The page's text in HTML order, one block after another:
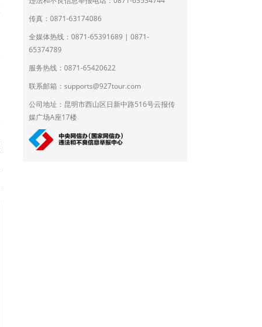
北京市文旅局
上海市文化和旅游局
员会
传真：0871-63174086
全媒体热线：0871-65391689 | 0871-
65374789
服务热线：0871-65420622
联系邮箱： supports@927tour.com
公司地址：昆明市西山区日新中路516号云报传
媒广场A座17楼